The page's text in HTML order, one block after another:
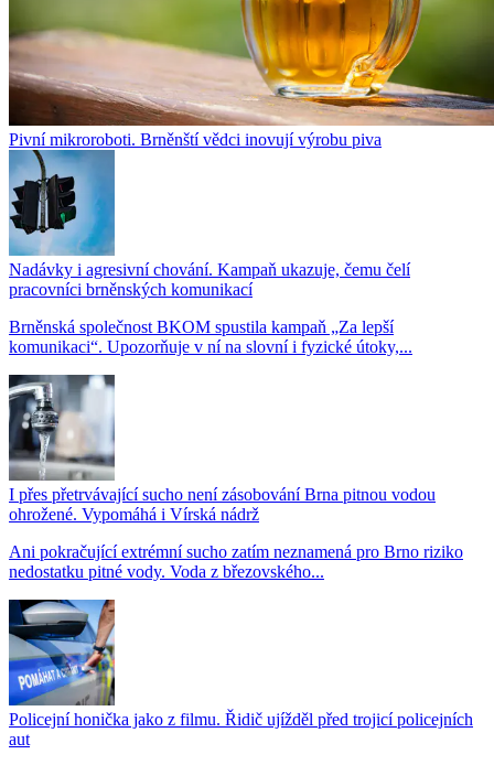
Pivní mikroroboti. Brněnští vědci inovují výrobu piva
Nadávky i agresivní chování. Kampaň ukazuje, čemu čelí
pracovníci brněnských komunikací
Brněnská společnost BKOM spustila kampaň „Za lepší
komunikaci“. Upozorňuje v ní na slovní i fyzické útoky,...
I přes přetrvávající sucho není zásobování Brna pitnou vodou
ohrožené. Vypomáhá i Vírská nádrž
Ani pokračující extrémní sucho zatím neznamená pro Brno riziko
nedostatku pitné vody. Voda z březovského...
Policejní honička jako z filmu. Řidič ujížděl před trojicí policejních
aut